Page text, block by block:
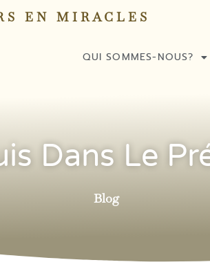
EN MIRACLES
QUI SOMMES-NOUS?
Dans Le
Blog